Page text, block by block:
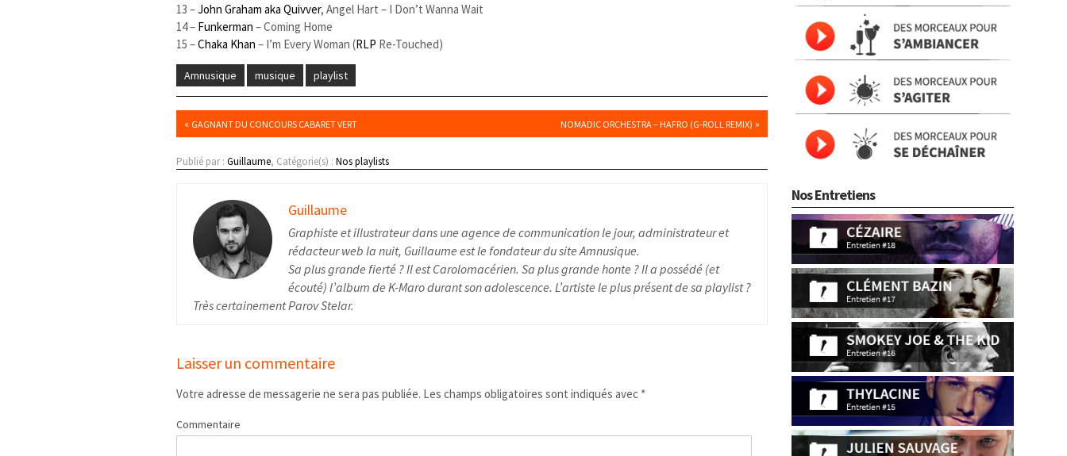
13 –John Graham aka Quivver, Angel Hart – I Don’t Wanna Wait
14 – Funkerman – Coming Home
15 –Chaka Khan – I’m Every Woman (RLP Re-Touched)
Amnusique musique playlist
« GAGNANT DU CONCOURS CABARET VERT NOMADIC ORCHESTRA – HAFRO (G-ROLL REMIX) »
Publié par :Guillaume, Catégorie(s) :Nos playlists
Guillaume
Graphiste et illustrateur dans une agence de communication le jour, administrateur et
rédacteur web la nuit, Guillaume est le fondateur du site Amnusique.
Sa plus grande fierté ? Il est Carolomacérien. Sa plus grande honte ? Il a possédé (et
écouté) l’album de K-Maro durant son adolescence. L’artiste le plus présent de sa playlist ?
Très certainement Parov Stelar.
Laisser un commentaire
Votre adresse de messagerie ne sera pas publiée. Les champs obligatoires sont indiqués avec *
Commentaire
Nos Entretiens